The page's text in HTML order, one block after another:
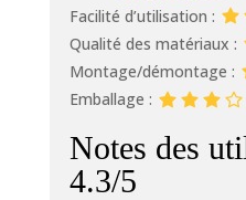
Facilité d’utilisation :
Qualité des matériaux :
Montage/démontage :
Emballage :
Notes des
4.3/5